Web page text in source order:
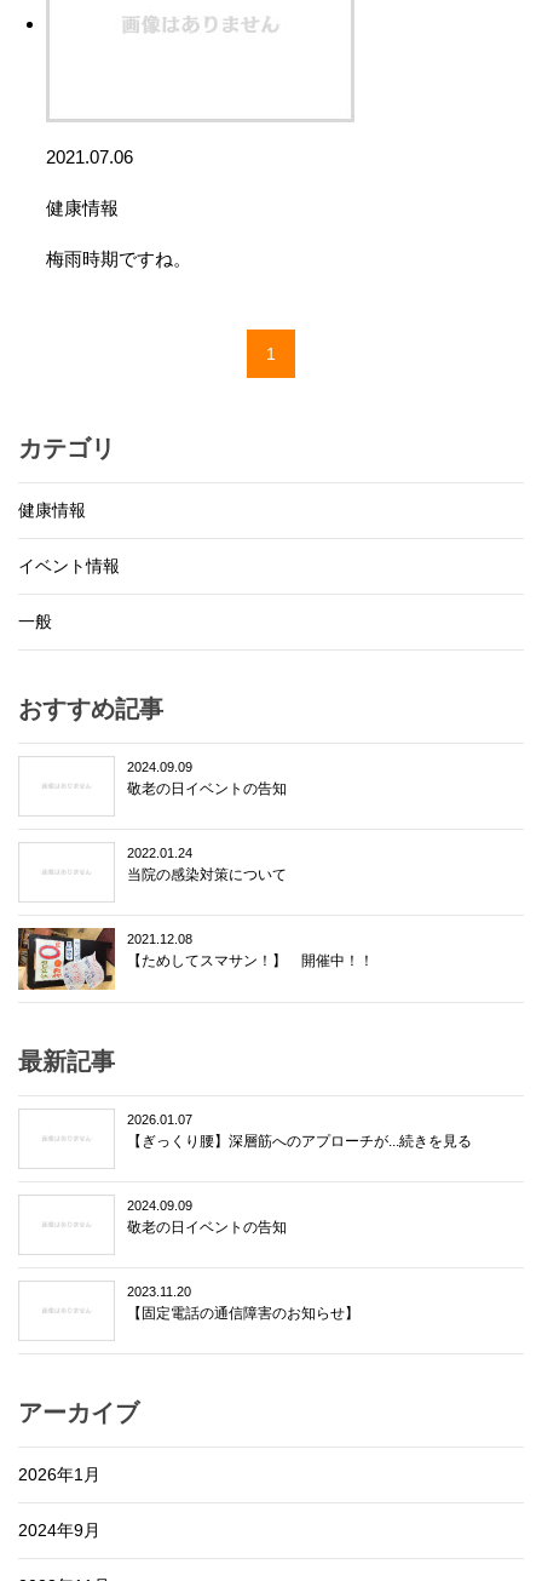
2021.07.06
健康情報
梅雨時期ですね。
1
カテゴリ
健康情報
イベント情報
一般
おすすめ記事
2024.09.09
敬老の日イベントの告知
2022.01.24
当院の感染対策について
2021.12.08
【ためしてスマサン！】 開催中！！
最新記事
2026.01.07
【ぎっくり腰】深層筋へのアプローチが...続きを見る
2024.09.09
敬老の日イベントの告知
2023.11.20
【固定電話の通信障害のお知らせ】
アーカイブ
2026年1月
2024年9月